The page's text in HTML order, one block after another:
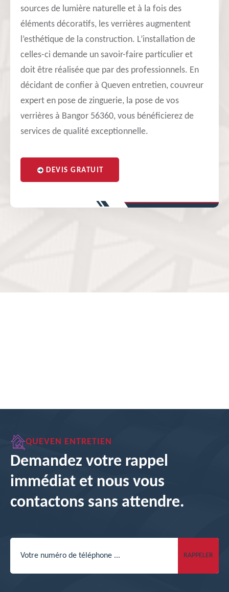
sources de lumière naturelle et à la fois des
éléments décoratifs, les verrières augmentent
l’esthétique de la construction. L’installation de
celles-ci demande un savoir-faire particulier et
doit être réalisée que par des professionnels. En
décidant de confier à Queven entretien, couvreur
expert en pose de zinguerie, la pose de vos
verrières à Bangor 56360, vous bénéficierez de
services de qualité exceptionnelle.
DEVIS GRATUIT
QUEVEN ENTRETIEN
Demandez votre rappel
immédiat et nous vous
contactons sans attendre.